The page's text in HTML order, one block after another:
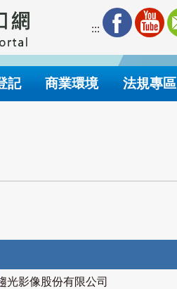
:::
記 商業環境 法規專區
光影像股份有限公司